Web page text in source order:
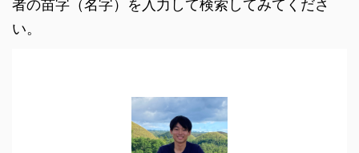
者の苗字（名字）を入力して検索してみてくださ
い。